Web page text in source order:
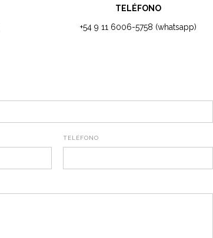
TELÉFONO
+54 9 11 6006-5758 (whatsapp)
TELÉFONO